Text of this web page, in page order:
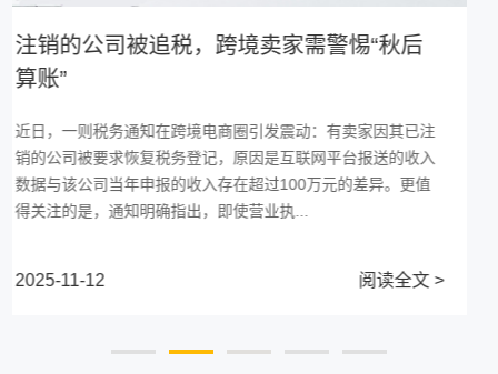
展会回顾 |物友速递亮相2025第20届中国宁
波货博会，高效稳定的北美跨境服务引关注
中国 · 宁波 | 11月8日-9日 | 宁波国际会展中心 4-1-39展位
2025年11月8日至9日，第二十届中国国际货运产业链博览会
（简称“货博会”）在宁波国际会展中心成功举办。作为货运物
流行业一年...
2025-11-12 阅读全文 >